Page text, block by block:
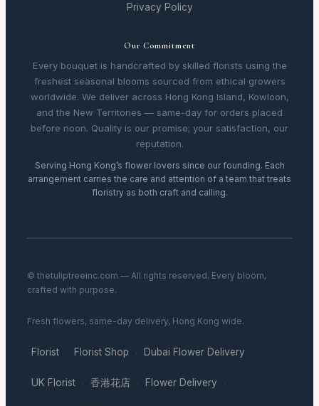
Privacy Policy
Our Commitment
Every bouquet is handcrafted by skilled florists using the
freshest seasonal blooms sourced from ethical growers
worldwide. We deliver across Hong Kong Island, Kowloon,
and the New Territories — same-day for orders placed
before noon. Quality is our promise; your satisfaction, our
reputation.
Serving Hong Kong’s flower lovers since our founding. Each
arrangement carries the care and attention of a team that treats
floristry as both craft and calling.
© thetuliptreeinc.com — All rights reserved. Every bloom,
crafted with purpose.
Fresh flowers, same-day delivery, Hong Kong wide.
Florist · Florist Shop · Dubai Flower Delivery ·
UK Florist · 香港花店 · Flower Delivery ·